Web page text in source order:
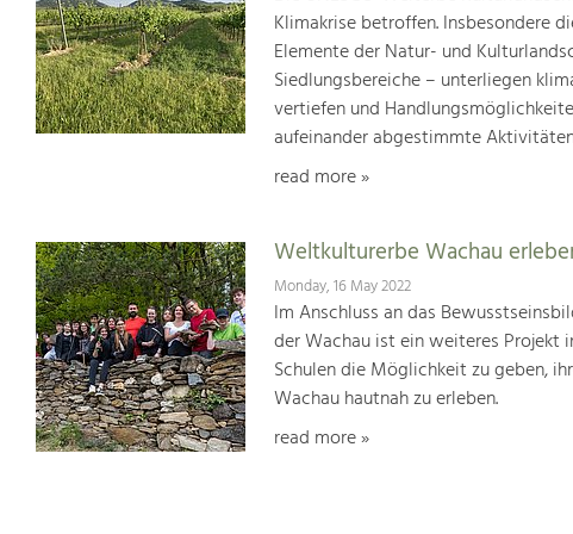
Klimakrise betroffen. Insbesondere
Elemente der Natur- und
Siedlungsbereiche – unterliegen
vertiefen und
aufeinander abgestimmte
read more »
Weltkulturerbe Wachau
Monday, 16 May 2022
Im Anschluss an das
der Wachau ist ein weiteres Projekt
Schulen die Möglichkeit zu geben,
Wachau hautnah zu erleben.
read more »